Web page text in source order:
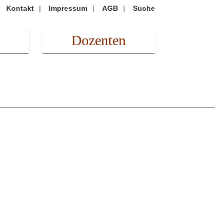
Kontakt Impressum AGB Suche
Dozenten